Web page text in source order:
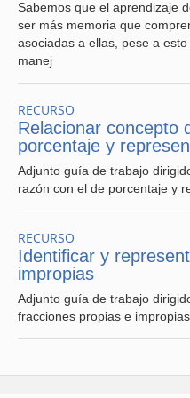
Suma de fracciones con
https://www.youtube.com/
--------------
Referencias:
IMA, Instituto de
http://ima.ucv.cl/
external)
Noticias UCN al día.
http://www.noticias.ucn.cl/
educacion-matematica-
realizado-en-la-region/(link
Sabemos que el aprendizaje
ser más memoria que
asociadas a ellas, pese a
manej
RECURSO
Relacionar concepto
porcentaje y
Adjunto guía de trabajo
razón con el de porcentaje y
RECURSO
Identificar y
impropias
Adjunto guía de trabajo
fracciones propias e